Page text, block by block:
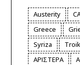
Austerity
Greece
Syriza
ΑΡΙΣΤΕΡΑ